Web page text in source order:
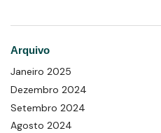
Arquivo
Janeiro 2025
Dezembro 2024
Setembro 2024
Agosto 2024